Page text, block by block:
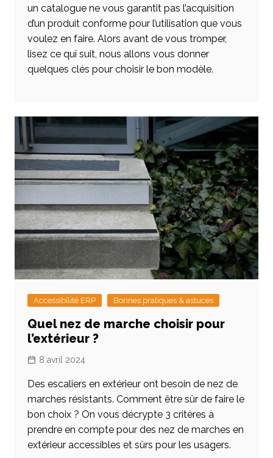
un catalogue ne vous garantit pas l’acquisition
d’un produit conforme pour l’utilisation que vous
voulez en faire. Alors avant de vous tromper,
lisez ce qui suit, nous allons vous donner
quelques clés pour choisir le bon modèle.
Accessibilité ERP Bonnes pratiques & astuces
Quel nez de marche choisir pour
l’extérieur ?
8 avril 2024
Des escaliers en extérieur ont besoin de nez de
marches résistants. Comment être sûr de faire le
bon choix ? On vous décrypte 3 critères à
prendre en compte pour des nez de marches en
extérieur accessibles et sûrs pour les usagers.